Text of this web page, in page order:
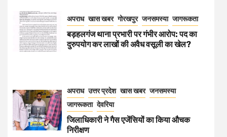
अपराध खास खबर गोरखपुर जनसमस्या जागरूकता
बड़हलगंज थाना प्रभारी पर गंभीर आरोप: पद का
दुरुपयोग कर लाखों की अवैध वसूली का खेल?
अपराध उत्तर प्रदेश खास खबर जनसमस्या
जागरूकता देवरिया
जिलाधिकारी ने गैस एजेंसियों का किया औचक
निरीक्षण